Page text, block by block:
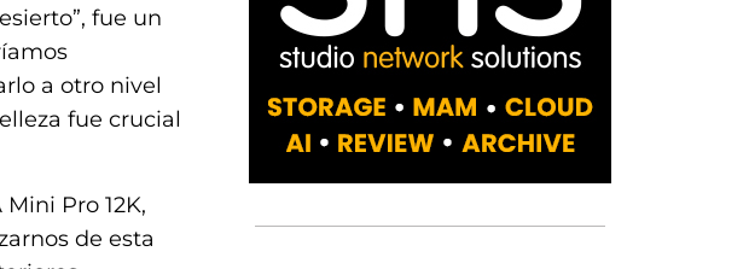
fue un
a otro nivel
fue crucial
Pro 12K,
de esta